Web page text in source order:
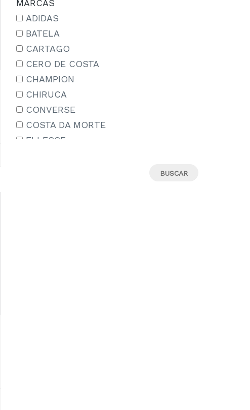
15-16 AÑOS
15/18
16
17
18
18M
19
19-20
19.5
MARCAS
ADIDAS
BATELA
CARTAGO
CERO DE COSTA
CHAMPION
CHIRUCA
CONVERSE
COSTA DA MORTE
ELLESSE